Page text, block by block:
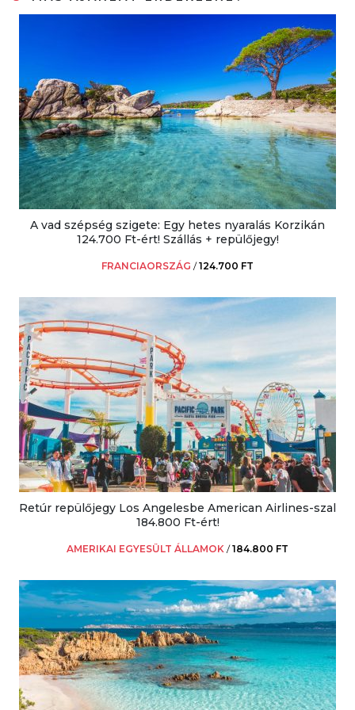
A vad szépség szigete: Egy hetes nyaralás Korzikán
124.700 Ft-ért! Szállás + repülőjegy!
FRANCIAORSZÁG /124.700 FT
Retúr repülőjegy Los Angelesbe American Airlines-szal
184.800 Ft-ért!
AMERIKAI EGYESÜLT ÁLLAMOK /184.800 FT